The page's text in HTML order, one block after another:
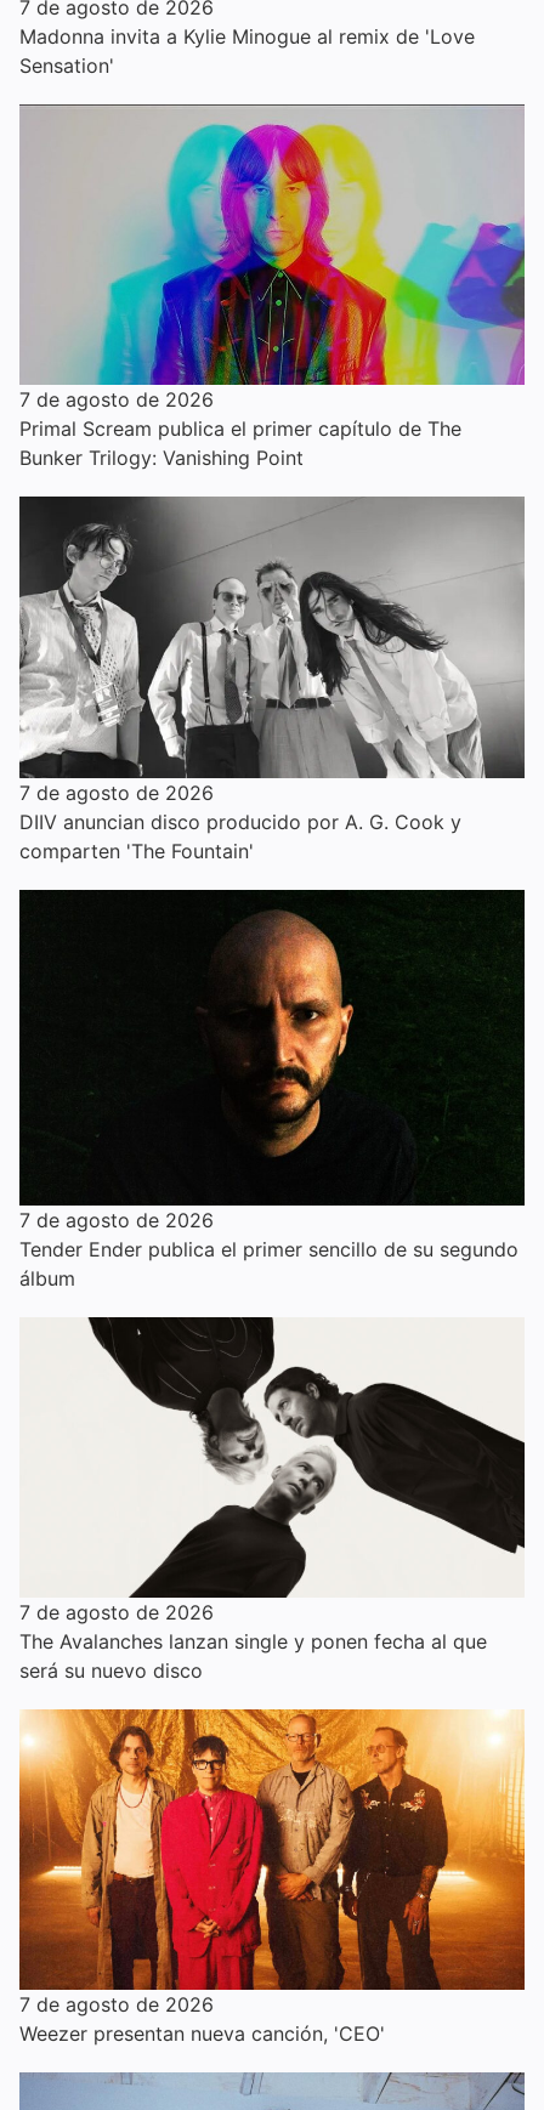
7 de agosto de 2026
Madonna invita a Kylie Minogue al remix de 'Love
Sensation'
7 de agosto de 2026
Primal Scream publica el primer capítulo de The
Bunker Trilogy: Vanishing Point
7 de agosto de 2026
DIIV anuncian disco producido por A. G. Cook y
comparten 'The Fountain'
7 de agosto de 2026
Tender Ender publica el primer sencillo de su segundo
álbum
7 de agosto de 2026
The Avalanches lanzan single y ponen fecha al que
será su nuevo disco
7 de agosto de 2026
Weezer presentan nueva canción, 'CEO'